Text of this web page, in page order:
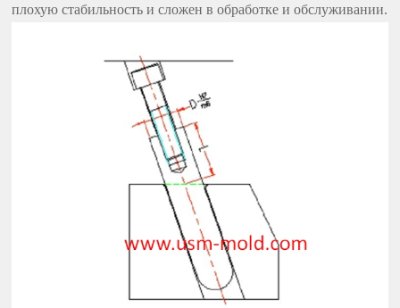
плохую стабильность и сложен в обработке и обслуживании.